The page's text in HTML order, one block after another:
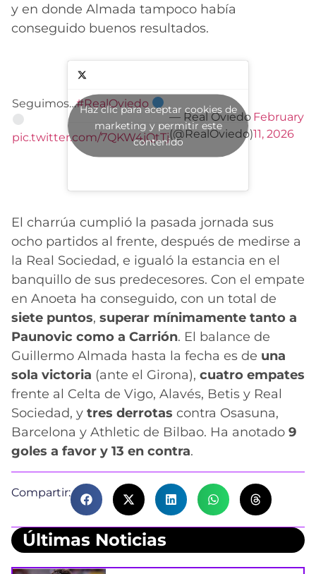
y en donde Almada tampoco había
conseguido buenos resultados.
Seguimos…#RealOviedo
pic.twitter.com/7QKW4jQtTj
— Real Oviedo
(@RealOviedo)
February
11, 2026
Haz clic para aceptar cookies de
marketing y permitir este
contenido
El charrúa cumplió la pasada jornada sus
ocho partidos al frente, después de medirse a
la Real Sociedad, e igualó la estancia en el
banquillo de sus predecesores. Con el empate
en Anoeta ha conseguido, con un total de
siete puntos, superar mínimamente tanto a
Paunovic como a Carrión. El balance de
Guillermo Almada hasta la fecha es de una
sola victoria (ante el Girona), cuatro empates
frente al Celta de Vigo, Alavés, Betis y Real
Sociedad, y tres derrotas contra Osasuna,
Barcelona y Athletic de Bilbao. Ha anotado 9
goles a favor y 13 en contra.
Compartir:
Últimas Noticias